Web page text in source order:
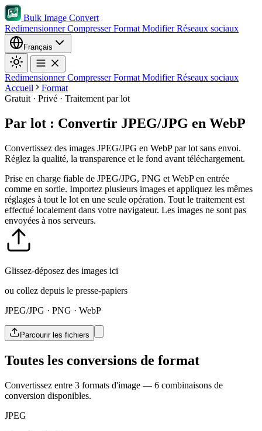
Bulk Image Convert
RedimensionnerCompresserFormat ModifierRéseaux sociaux
Français
RedimensionnerCompresserFormat ModifierRéseaux sociaux
Accueil
Format
Gratuit · Privé · Traitement par lot
Par lot : Convertir JPEG/JPG en WebP
Convertissez des images JPEG/JPG en WebP par lot sans envoi.
Réglez la qualité, la transparence et le fond avant téléchargement.
Prise en charge fiable de JPEG/JPG, PNG et WebP en entrée
comme en sortie. Importez plusieurs images et appliquez les mêmes
réglages à tout le lot en une seule opération. Tout le traitement est
effectué localement dans votre navigateur. Les images ne sont pas
envoyées à nos serveurs.
Glissez-déposez des images ici
ou collez depuis le presse-papiers
JPEG/JPG · PNG · WebP
Parcourir les fichiers
Toutes les conversions de format
Convertissez entre 3 formats d'image — 6 combinaisons de
conversion disponibles.
JPEG